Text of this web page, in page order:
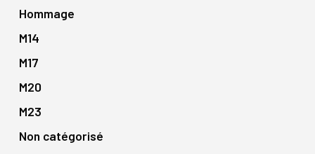
Hommage
M14
M17
M20
M23
Non catégorisé